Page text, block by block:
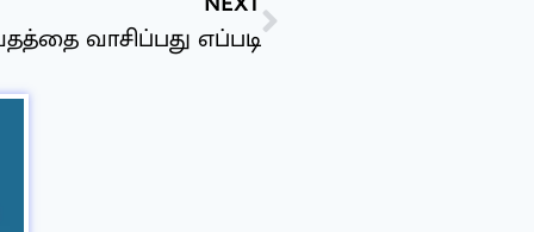
வாசிப்பது எப்படி